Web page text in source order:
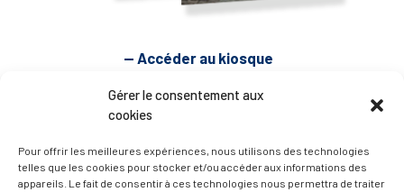
Gérer le consentement aux
cookies
Pour offrir les meilleures expériences, nous utilisons des technologies
telles que les cookies pour stocker et/ou accéder aux informations des
appareils. Le fait de consentir à ces technologies nous permettra de traiter
— Accéder au kiosque
D’ART ET D’HISTOIRE
— Découvrir et visiter